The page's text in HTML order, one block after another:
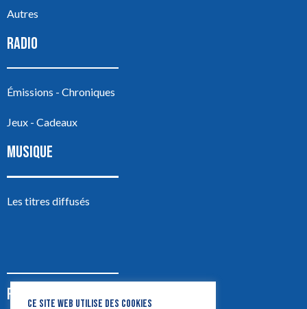
Autres
RADIO
Émissions - Chroniques
Jeux - Cadeaux
MUSIQUE
Les titres diffusés
PODCASTS
CE SITE WEB UTILISE DES COOKIES